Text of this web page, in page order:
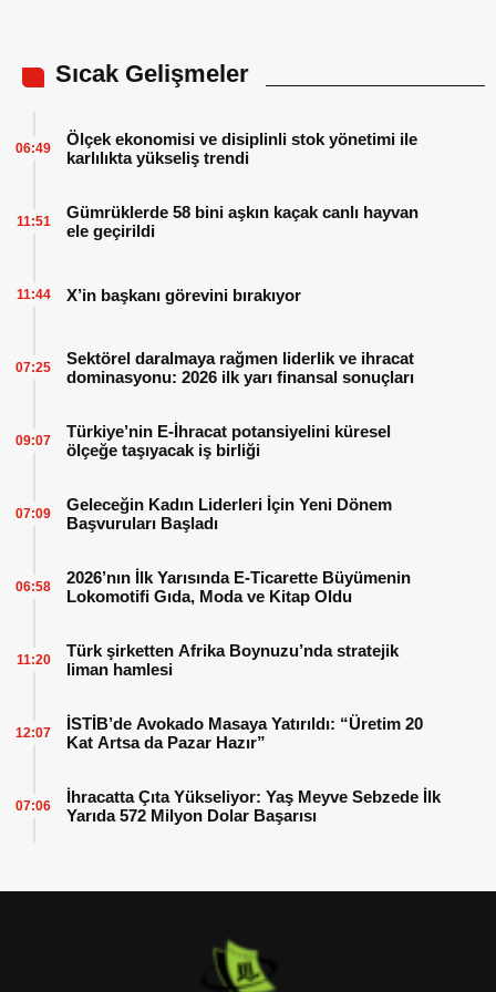
Sıcak Gelişmeler
Ölçek ekonomisi ve disiplinli stok yönetimi ile
karlılıkta yükseliş trendi
06:49
Gümrüklerde 58 bini aşkın kaçak canlı hayvan
ele geçirildi
11:51
X’in başkanı görevini bırakıyor
11:44
Sektörel daralmaya rağmen liderlik ve ihracat
dominasyonu: 2026 ilk yarı finansal sonuçları
07:25
Türkiye’nin E-İhracat potansiyelini küresel
ölçeğe taşıyacak iş birliği
09:07
Geleceğin Kadın Liderleri İçin Yeni Dönem
Başvuruları Başladı
07:09
2026’nın İlk Yarısında E-Ticarette Büyümenin
Lokomotifi Gıda, Moda ve Kitap Oldu
06:58
Türk şirketten Afrika Boynuzu’nda stratejik
liman hamlesi
11:20
İSTİB’de Avokado Masaya Yatırıldı: “Üretim 20
Kat Artsa da Pazar Hazır”
12:07
İhracatta Çıta Yükseliyor: Yaş Meyve Sebzede İlk
Yarıda 572 Milyon Dolar Başarısı
07:06